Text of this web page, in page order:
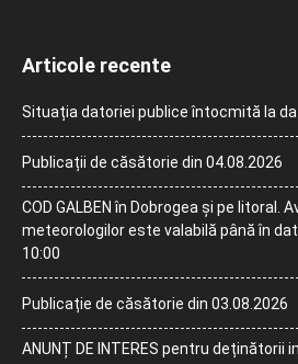
Articole recente
Situația datoriei publice întocmită la
Publicații de căsătorie din 04.08.2026
COD GALBEN în Dobrogea și pe litoral.
meteorologilor este valabilă până în
10:00
Publicație de căsătorie din 03.08.2026
ANUNȚ DE INTERES pentru deținătorii